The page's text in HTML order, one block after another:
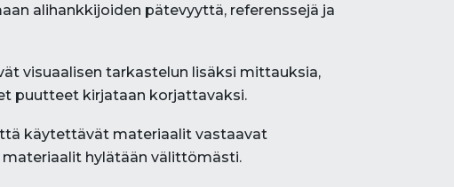
alihankkijoiden pätevyyttä, referenssejä ja
visuaalisen tarkastelun lisäksi mittauksia,
puutteet kirjataan korjattavaksi.
käytettävät materiaalit vastaavat
hylätään välittömästi.